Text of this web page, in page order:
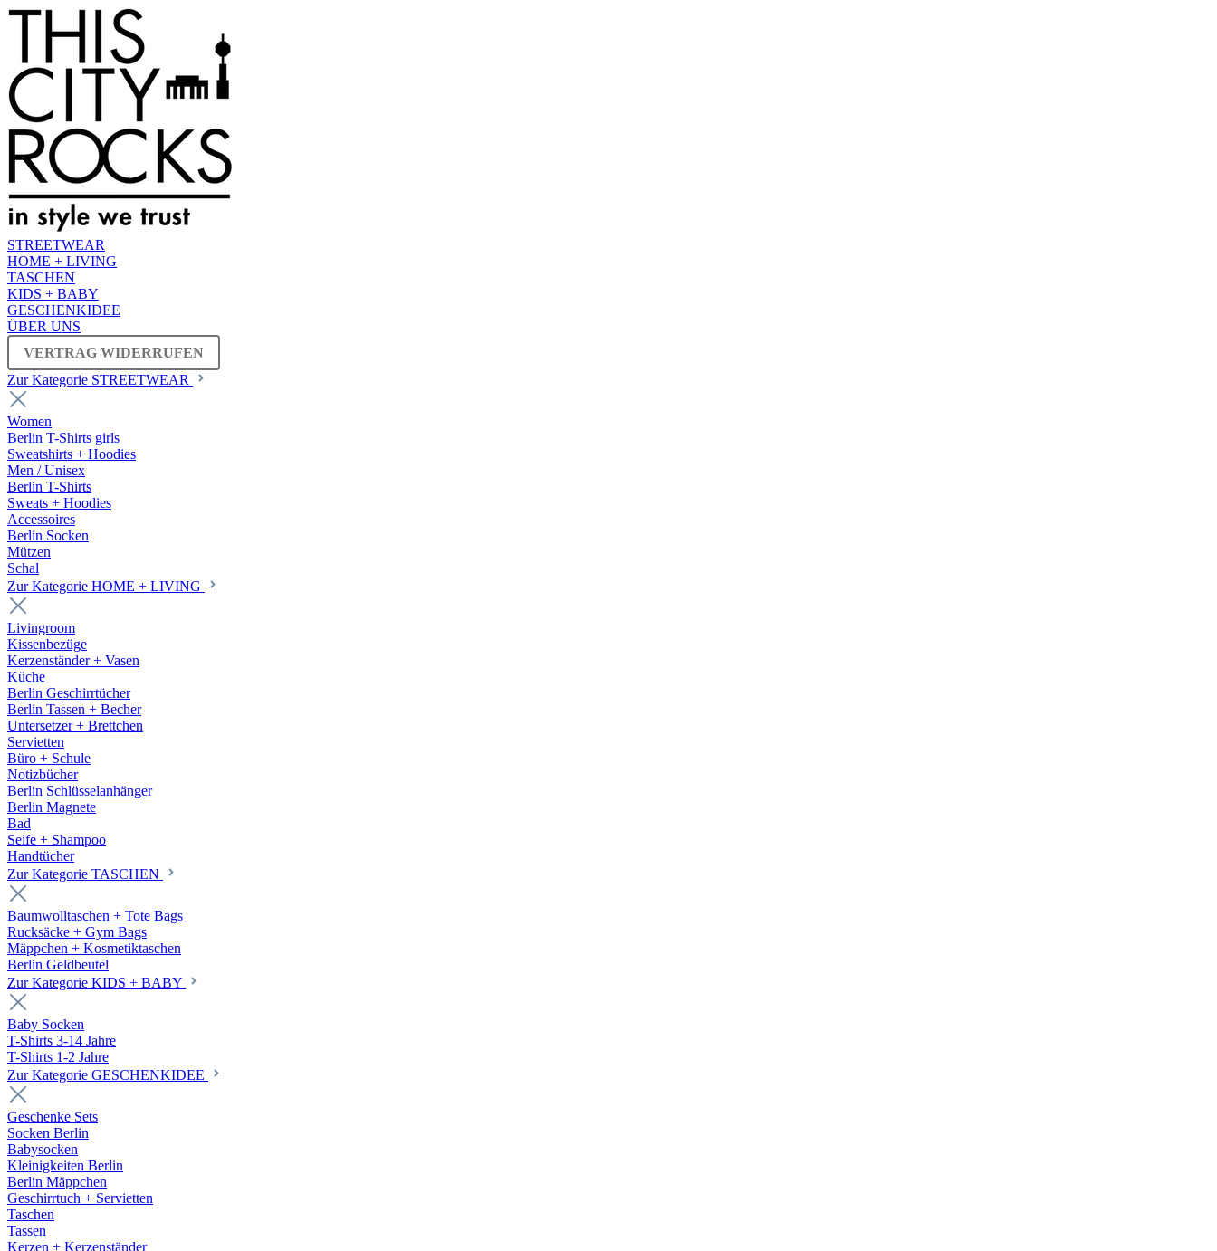
STREETWEAR
HOME + LIVING
TASCHEN
KIDS + BABY
GESCHENKIDEE
ÜBER UNS
VERTRAG WIDERRUFEN
Zur Kategorie STREETWEAR
Women
Berlin T-Shirts girls
Sweatshirts + Hoodies
Men / Unisex
Berlin T-Shirts
Sweats + Hoodies
Accessoires
Berlin Socken
Mützen
Schal
Zur Kategorie HOME + LIVING
Livingroom
Kissenbezüge
Kerzenständer + Vasen
Küche
Berlin Geschirrtücher
Berlin Tassen + Becher
Untersetzer + Brettchen
Servietten
Büro + Schule
Notizbücher
Berlin Schlüsselanhänger
Berlin Magnete
Bad
Seife + Shampoo
Handtücher
Zur Kategorie TASCHEN
Baumwolltaschen + Tote Bags
Rucksäcke + Gym Bags
Mäppchen + Kosmetiktaschen
Berlin Geldbeutel
Zur Kategorie KIDS + BABY
Baby Socken
T-Shirts 3-14 Jahre
T-Shirts 1-2 Jahre
Zur Kategorie GESCHENKIDEE
Geschenke Sets
Socken Berlin
Babysocken
Kleinigkeiten Berlin
Berlin Mäppchen
Geschirrtuch + Servietten
Taschen
Tassen
Kerzen + Kerzenständer